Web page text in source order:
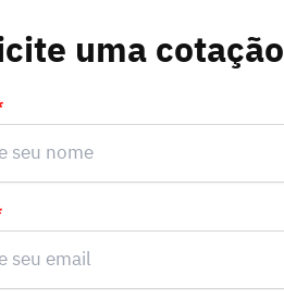
uma cotação